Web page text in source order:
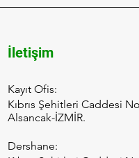
Gülşah
Büyüleyici
İletişim
Kayıt Ofis:
Kıbrıs Şehitleri Caddesi
Alsancak-İZMİR.
Dershane: